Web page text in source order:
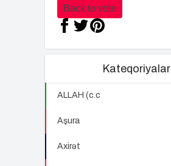
Back to vote
Kateqoriyalar
ALLAH (c.c
Aşura
Axirət